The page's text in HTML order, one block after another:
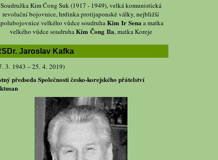
Soudružka Kim Čong Suk (1917 - 1949), velká komunistická
revoluční bojovnice, hrdinka protijaponské války, nejbližší
velkého vůdce soudruhaKim Ir Sena a matka
velkého vůdce soudruhaKim Čong Ila, matka Koreje
Jaroslav Kafka
3. 1943 – 25. 4. 2019)
předseda Společnosti česko-korejského přátelství